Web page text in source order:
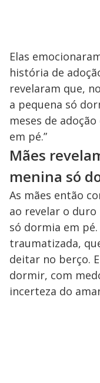
Elas
história de
revelaram que,
a pequena só
meses de
em pé.”
Mães
menina só
As mães então
ao revelar o
só dormia em
traumatizada,
deitar no berço.
dormir, com
incerteza do